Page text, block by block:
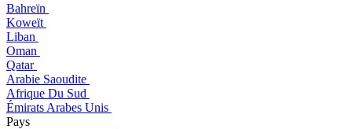
Bahreïn
Koweït
Liban
Oman
Qatar
Arabie Saoudite
Afrique Du Sud
Émirats Arabes Unis
Pays